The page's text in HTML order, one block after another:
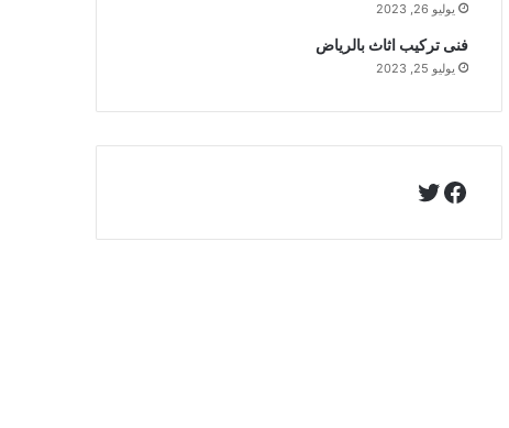
يوليو 26, 2023
فنى تركيب اثاث بالرياض
يوليو 25, 2023
فيسبوك
تويتر